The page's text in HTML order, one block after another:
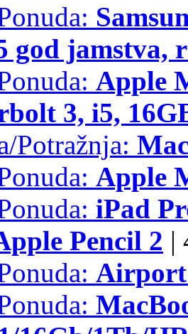
god jamstva,
Apple
3, i5,
Potražnja:
Apple
iPad
Pencil 2 |
Airport